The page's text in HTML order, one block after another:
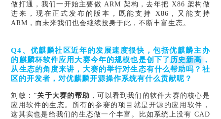
做打通，我们一开始主要做 ARM 架构，去年把 X86 架构做
进来，现在正式发布的版本，既能支持 X86，又能支持
ARM，而未来我们也会继续投身于此，不断丰富生态。
Q4、优麒麟社区近年的发展速度很快，包括优麒麟主办
的麒麟杯软件应用大赛今年的规模也是创下了历史新高 ，
从生态的角度来讲，大赛的举行对生态有什么帮助吗？社
区的开发者，对优麒麟开源操作系统有什么贡献呢？
刘敏：”关于大赛的帮助 ，可以看到我们的软件大赛的核心是
应用软件的生态。所有的参赛的项目就是开源的应用软件，
这其实也是给我们的生态做一个丰富。比如系统上没有 CAD